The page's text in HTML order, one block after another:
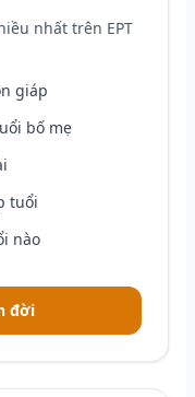
nhất trên EPT
giáp
bố mẹ
tuổi
nào
đời